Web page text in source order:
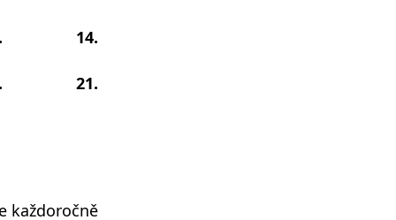
14.
21.
každoročně